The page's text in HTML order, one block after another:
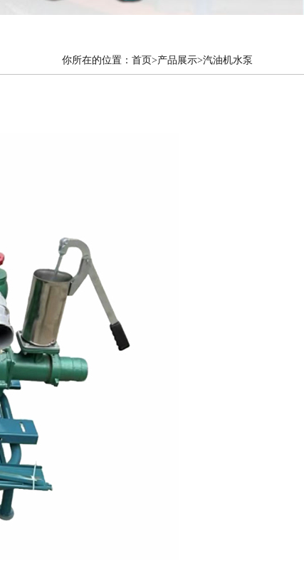
你所在的位置： 首页>产品展示>汽油机水泵